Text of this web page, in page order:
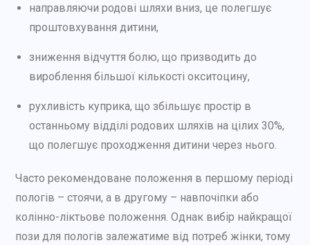
направляючи родові шляхи вниз, це полегшує
проштовхування дитини,
зниження відчуття болю, що призводить до
вироблення більшої кількості окситоцину,
рухливість куприка, що збільшує простір в
останньому відділі родових шляхів на цілих 30%,
що полегшує проходження дитини через нього.
Часто рекомендоване положення в першому періоді
пологів – стоячи, а в другому – навпочіпки або
колінно-ліктьове положення. Однак вибір найкращої
пози для пологів залежатиме від потреб жінки, тому